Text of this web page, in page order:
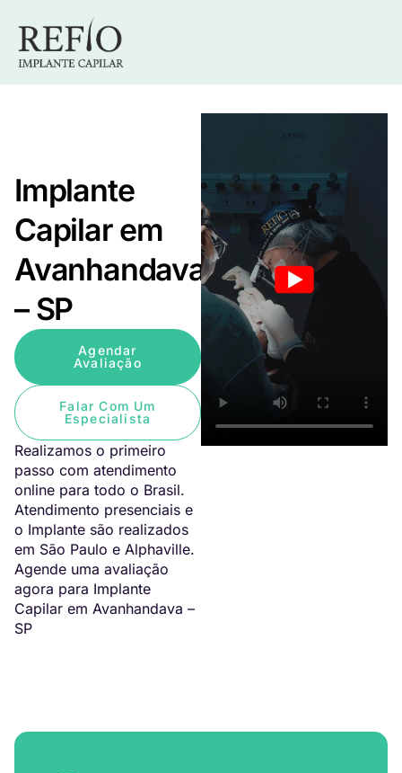
Implante
Capilar em
Avanhandava
– SP
Agendar
Avaliação
Falar Com Um
Especialista
Realizamos o primeiro
passo com atendimento
online para todo o Brasil.
Atendimento presenciais e
o Implante são realizados
em São Paulo e Alphaville.
Agende uma avaliação
agora para Implante
Capilar em Avanhandava –
SP